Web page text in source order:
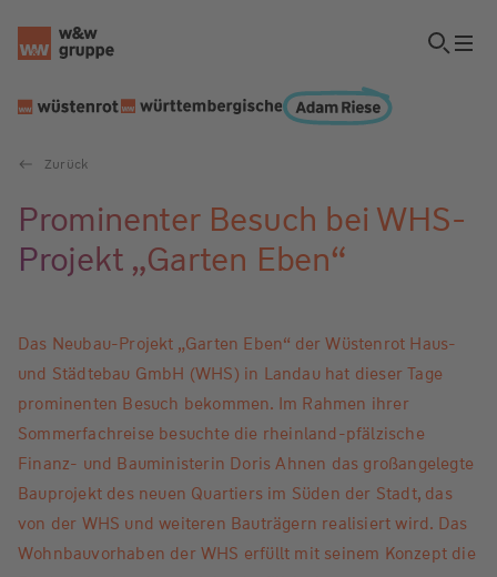
Zurück
Prominenter Besuch bei WHS-
Projekt „Garten Eben“
Das Neubau-Projekt „Garten Eben“ der Wüstenrot Haus-
und Städtebau GmbH (WHS) in Landau hat dieser Tage
prominenten Besuch bekommen. Im Rahmen ihrer
Sommerfachreise besuchte die rheinland-pfälzische
Finanz- und Bauministerin Doris Ahnen das großangelegte
Bauprojekt des neuen Quartiers im Süden der Stadt, das
von der WHS und weiteren Bauträgern realisiert wird. Das
Wohnbauvorhaben der WHS erfüllt mit seinem Konzept die